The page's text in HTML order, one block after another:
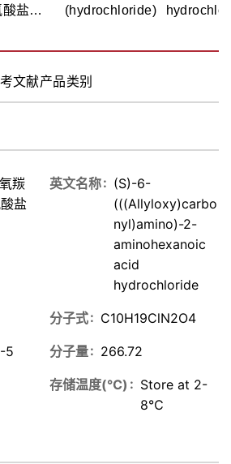
酸盐酸
(hydrochloride)
文献产品类别
羰
盐
英文名称
(S)-6-
(((Allyloxy)carbo
nyl)amino)-2-
aminohexanoic
acid
hydrochloride
分子式 C10H19ClN2O4
5 分子量 266.72
存储温度(℃)
Store at 2-
8℃